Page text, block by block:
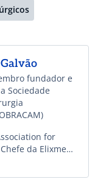
fundador e
Sociedade
for
da Elixmed
na área da